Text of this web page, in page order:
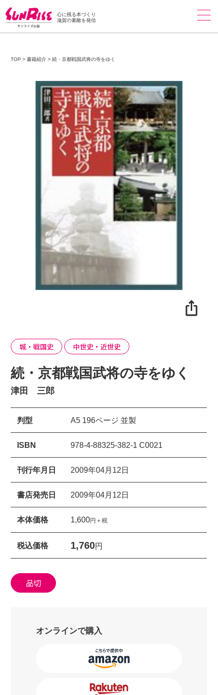
心に残る本づくり
滋賀の素敵を発信
TOP >書籍紹介 >続・京都戦国武将の寺をゆく
オンラインで購入
城・戦国史 中世史・近世史
続・京都戦国武将の寺をゆく
津田 三郎
判型 A5 196ページ 並製
ISBN 978-4-88325-382-1 C0021
刊行年月日 2009年04月12日
書店発売日 2009年04月12日
本体価格 1,600円＋税
税込価格 1,760円
品切